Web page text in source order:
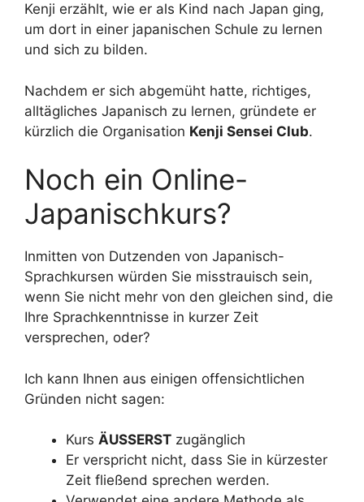
Kenji erzählt, wie er als Kind nach Japan ging,
um dort in einer japanischen Schule zu lernen
und sich zu bilden.
Nachdem er sich abgemüht hatte, richtiges,
alltägliches Japanisch zu lernen, gründete er
kürzlich die Organisation Kenji Sensei Club.
Noch ein Online-
Japanischkurs?
Inmitten von Dutzenden von Japanisch-
Sprachkursen würden Sie misstrauisch sein,
wenn Sie nicht mehr von den gleichen sind, die
Ihre Sprachkenntnisse in kurzer Zeit
versprechen, oder?
Ich kann Ihnen aus einigen offensichtlichen
Gründen nicht sagen:
Kurs ÄUSSERST zugänglich
Er verspricht nicht, dass Sie in kürzester
Zeit fließend sprechen werden.